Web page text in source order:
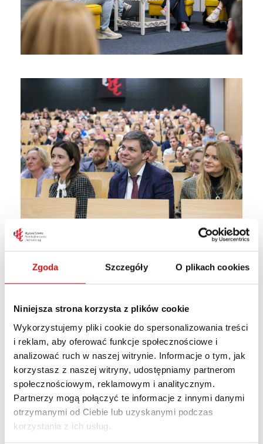
Zgoda Szczegóły O plikach cookies
Niniejsza strona korzysta z plików cookie
Wykorzystujemy pliki cookie do spersonalizowania treści
i reklam, aby oferować funkcje społecznościowe i
analizować ruch w naszej witrynie. Informacje o tym, jak
korzystasz z naszej witryny, udostępniamy partnerom
społecznościowym, reklamowym i analitycznym.
Partnerzy mogą połączyć te informacje z innymi danymi
otrzymanymi od Ciebie lub uzyskanymi podczas
korzystania z ich usług.